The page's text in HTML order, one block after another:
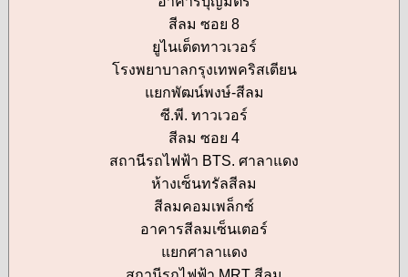
สีลม ซอย 8
ยูไนเต็ดทาวเวอร์
โรงพยาบาลกรุงเทพคริสเตียน
แยกพัฒน์พงษ์-สีลม
ซี.พี. ทาวเวอร์
สีลม ซอย 4
สถานีรถไฟฟ้า BTS. ศาลาแดง
ห้างเซ็นทรัลสีลม
สีลมคอมเพล็กซ์
อาคารสีลมเซ็นเตอร์
แยกศาลาแดง